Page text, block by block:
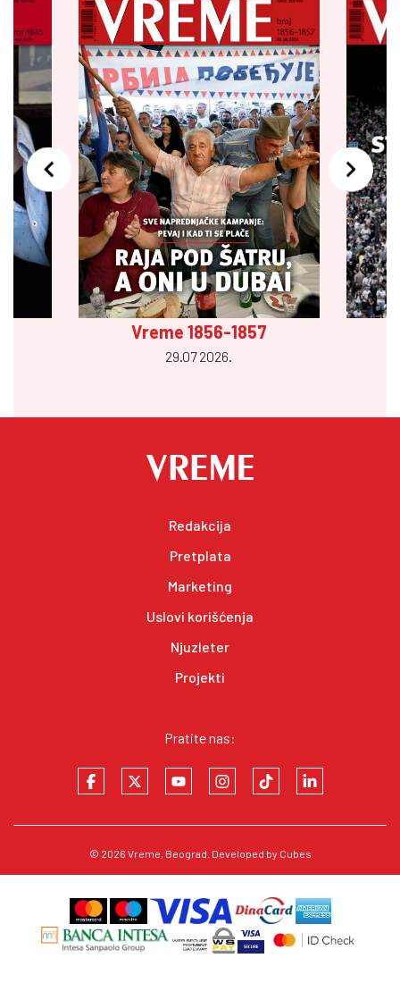
Vreme 1856-1857
29.07 2026.
Redakcija
Pretplata
Marketing
Uslovi korišćenja
Njuzleter
Projekti
Pratite nas:
© 2026 Vreme, Beograd. Developed by Cubes